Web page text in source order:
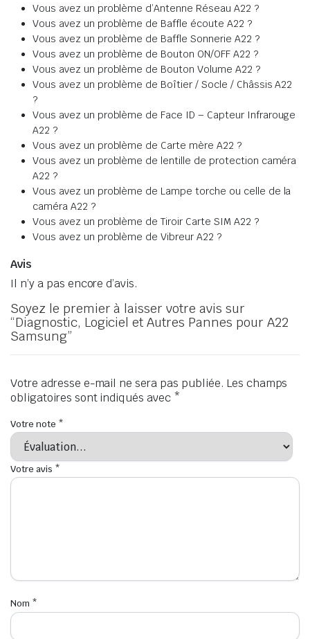
Vous avez un problème d’Antenne Réseau A22 ?
Vous avez un problème de Baffle écoute A22 ?
Vous avez un problème de Baffle Sonnerie A22 ?
Vous avez un problème de Bouton ON/OFF A22 ?
Vous avez un problème de Bouton Volume A22 ?
Vous avez un problème de Boîtier / Socle / Châssis A22
?
Vous avez un problème de Face ID – Capteur Infrarouge
A22 ?
Vous avez un problème de Carte mère A22 ?
Vous avez un problème de lentille de protection caméra
A22 ?
Vous avez un problème de Lampe torche ou celle de la
caméra A22 ?
Vous avez un problème de Tiroir Carte SIM A22 ?
Vous avez un problème de Vibreur A22 ?
Avis
Il n’y a pas encore d’avis.
Soyez le premier à laisser votre avis sur
“Diagnostic, Logiciel et Autres Pannes pour A22
Samsung”
Votre adresse e-mail ne sera pas publiée. Les champs
obligatoires sont indiqués avec *
Votre note *
Votre avis *
Nom *